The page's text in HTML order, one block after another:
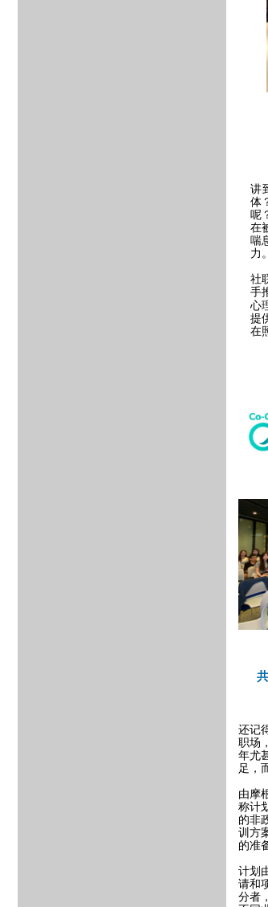
讲
体
呢
在
喘
力。
社
手
心
提
在
还记
职场
年尤
足，
由摩
称计
的非
训方
的准
计划
请和
分者